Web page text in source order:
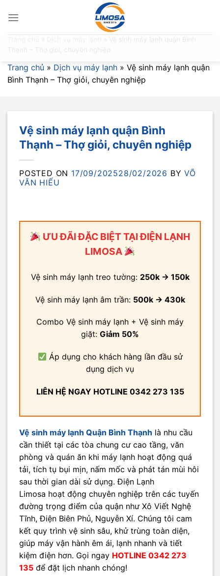
Vệ sinh máy lạnh quận Bình
Thạnh – Thợ giỏi, chuyên nghiệp
Trang chủ » Dịch vụ máy lạnh » Vệ sinh máy lạnh quận
Bình Thạnh – Thợ giỏi, chuyên nghiệp
Vệ sinh máy lạnh quận Bình
Thạnh – Thợ giỏi, chuyên nghiệp
POSTED ON 17/09/202528/02/2026 BYVÕ
VĂN HIẾU
ƯU ĐÃI ĐẶC BIỆT TẠI ĐIỆN LẠNH
LIMOSA
Vệ sinh máy lạnh treo tường: 250k → 150k
Vệ sinh máy lạnh âm trần: 500k → 430k
Combo Vệ sinh máy lạnh + Vệ sinh máy
giặt: Giảm 50%
Áp dụng cho khách hàng lần đầu sử
dụng dịch vụ
LIÊN HỆ NGAY HOTLINE 0342 273 135
Vệ sinh máy lạnh Quận Bình Thạnh là nhu cầu
cần thiết tại các tòa chung cư cao tầng, văn
phòng và quán ăn khi máy lạnh hoạt động quá
tải, tích tụ bụi mịn, nấm mốc và phát tán mùi hôi
sau thời gian dài sử dụng. Điện Lạnh
Limosa hoạt động chuyên nghiệp trên các tuyến
đường trọng điểm của quận như Xô Viết Nghệ
Tĩnh, Điện Biên Phủ, Nguyễn Xí. Chúng tôi cam
kết quy trình vệ sinh sâu, khử trùng toàn diện,
giúp máy vận hành êm ái, lạnh nhanh và tiết
kiệm điện hơn. Gọi ngay HOTLINE 0342 273
135 để đặt lịch nhanh chóng!